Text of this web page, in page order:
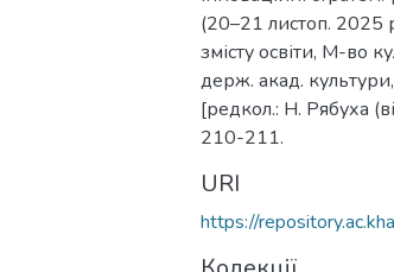
(20–21 листоп. 2025
змісту освіти, М-во
держ. акад.
[редкол.: Н. Рябуха
210-211.
URI
https://